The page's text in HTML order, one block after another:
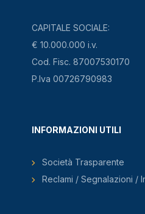
CAPITALE SOCIALE:
€ 10.000.000 i.v.
Cod. Fisc. 87007530170
P.Iva 00726790983
INFORMAZIONI UTILI
Società Trasparente
Reclami / Segnalazioni /